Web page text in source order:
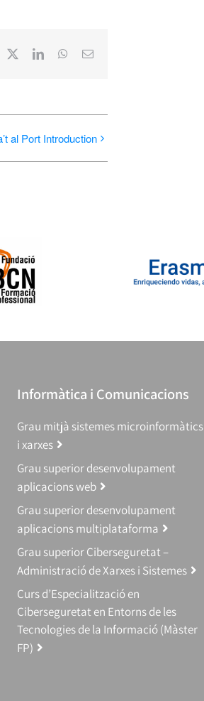
LinkedInWhatsApp
Email:
al Port Introduction
Informàtica i Comunicacions
Grau mitjà sistemes microinformàtics
i xarxes
Grau superior desenvolupament
aplicacions web
Grau superior desenvolupament
aplicacions multiplataforma
Grau superior Ciberseguretat –
Administració de Xarxes i Sistemes
Curs d’Especialització en
Ciberseguretat en Entorns de les
Tecnologies de la Informació (Màster
FP)